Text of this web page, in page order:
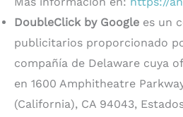
DoubleClick by Google es un
publicitarios proporcionado
compañía de Delaware cuya
en 1600 Amphitheatre
(California), CA 94043,